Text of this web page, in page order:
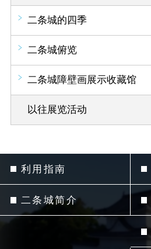
二条城的四季
二条城俯览
二条城障壁画展示收藏馆
以往展览活动
利用指南
二条城简介